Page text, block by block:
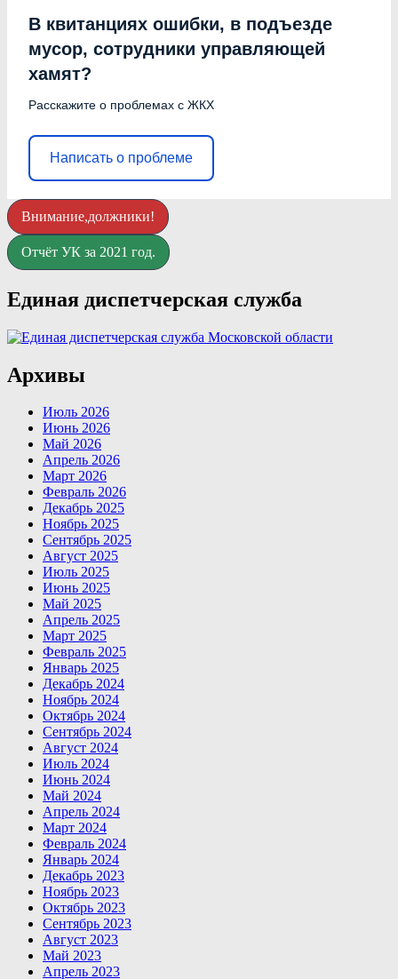
В квитанциях ошибки, в подъезде
мусор, сотрудники управляющей
хамят?
Расскажите о проблемах с ЖКХ
Написать о проблеме
Внимание,должники!
Отчёт УК за 2021 год.
Единая диспетчерская служба
Архивы
Июль 2026
Июнь 2026
Май 2026
Апрель 2026
Март 2026
Февраль 2026
Декабрь 2025
Ноябрь 2025
Сентябрь 2025
Август 2025
Июль 2025
Июнь 2025
Май 2025
Апрель 2025
Март 2025
Февраль 2025
Январь 2025
Декабрь 2024
Ноябрь 2024
Октябрь 2024
Сентябрь 2024
Август 2024
Июль 2024
Июнь 2024
Май 2024
Апрель 2024
Март 2024
Февраль 2024
Январь 2024
Декабрь 2023
Ноябрь 2023
Октябрь 2023
Сентябрь 2023
Август 2023
Май 2023
Апрель 2023